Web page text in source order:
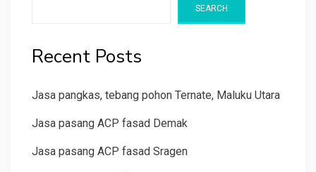
SEARCH
Recent Posts
Jasa pangkas, tebang pohon Ternate, Maluku Utara
Jasa pasang ACP fasad Demak
Jasa pasang ACP fasad Sragen